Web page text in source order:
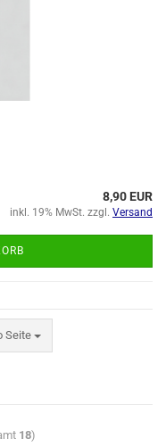
8,90 EUR
inkl. 19% MwSt. zzgl. Versand
Seite
18)